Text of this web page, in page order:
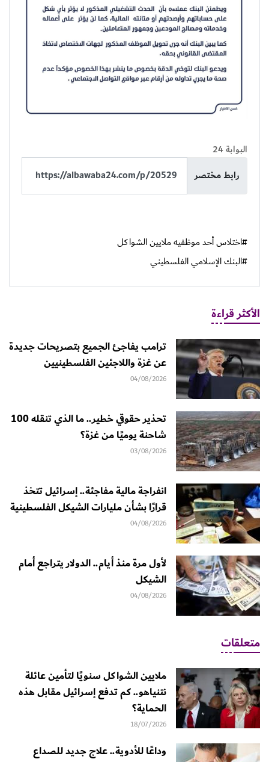
البوابة 24
رابط مختصر
#اختلاس أحد موظفيه ملايين الشواكل
#البنك الإسلامي الفلسطيني
الأكثر قراءة
ترامب يفاجئ الجميع بتصريحات جديدة
عن غزة واللاجئين الفلسطينيين
04/08/2026
تحذير حقوقي خطير.. ما الذي تنقله 100
شاحنة يوميًا من غزة؟
03/08/2026
انفراجة مالية مفاجئة.. إسرائيل تتخذ
قرارًا بشأن مليارات الشيكل الفلسطينية
04/08/2026
لأول مرة منذ أيام.. الدولار يتراجع أمام
الشيكل
04/08/2026
متعلقات
ملايين الشواكل سنويًا لتأمين عائلة
نتنياهو.. كم تدفع إسرائيل مقابل هذه
الحماية؟
18/07/2026
وداعًا للأدوية.. علاج جديد للصداع